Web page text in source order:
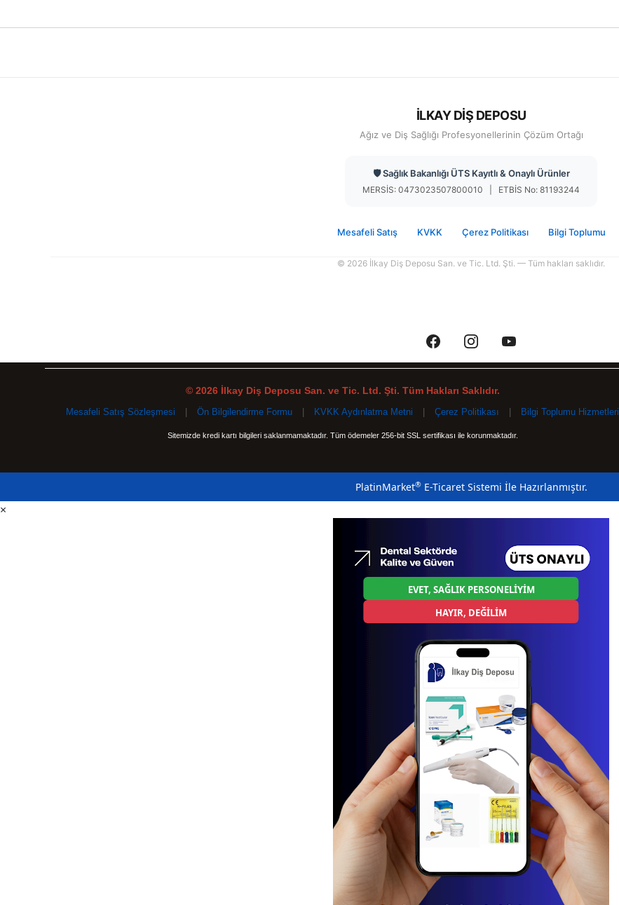
İLKAY DİŞ DEPOSU
Ağız ve Diş Sağlığı Profesyonellerinin Çözüm Ortağı
🛡️ Sağlık Bakanlığı ÜTS Kayıtlı & Onaylı Ürünler
MERSİS: 0473023507800010 | ETBİS No: 81193244
Mesafeli Satış KVKK Çerez Politikası Bilgi Toplumu
© 2026 İlkay Diş Deposu San. ve Tic. Ltd. Şti. — Tüm hakları saklıdır.
© 2026 İlkay Diş Deposu San. ve Tic. Ltd. Şti. Tüm Hakları Saklıdır.
Mesafeli Satış Sözleşmesi Ön Bilgilendirme Formu KVKK Aydınlatma Metni Çerez Politikası Bilgi Toplumu Hizmetleri
Sitemizde kredi kartı bilgileri saklanmamaktadır. Tüm ödemeler 256-bit SSL sertifikası ile korunmaktadır.
PlatinMarket®E-Ticaret Sistemi İle Hazırlanmıştır.
×
EVET, SAĞLIK PERSONELİYİM
HAYIR, DEĞİLİM